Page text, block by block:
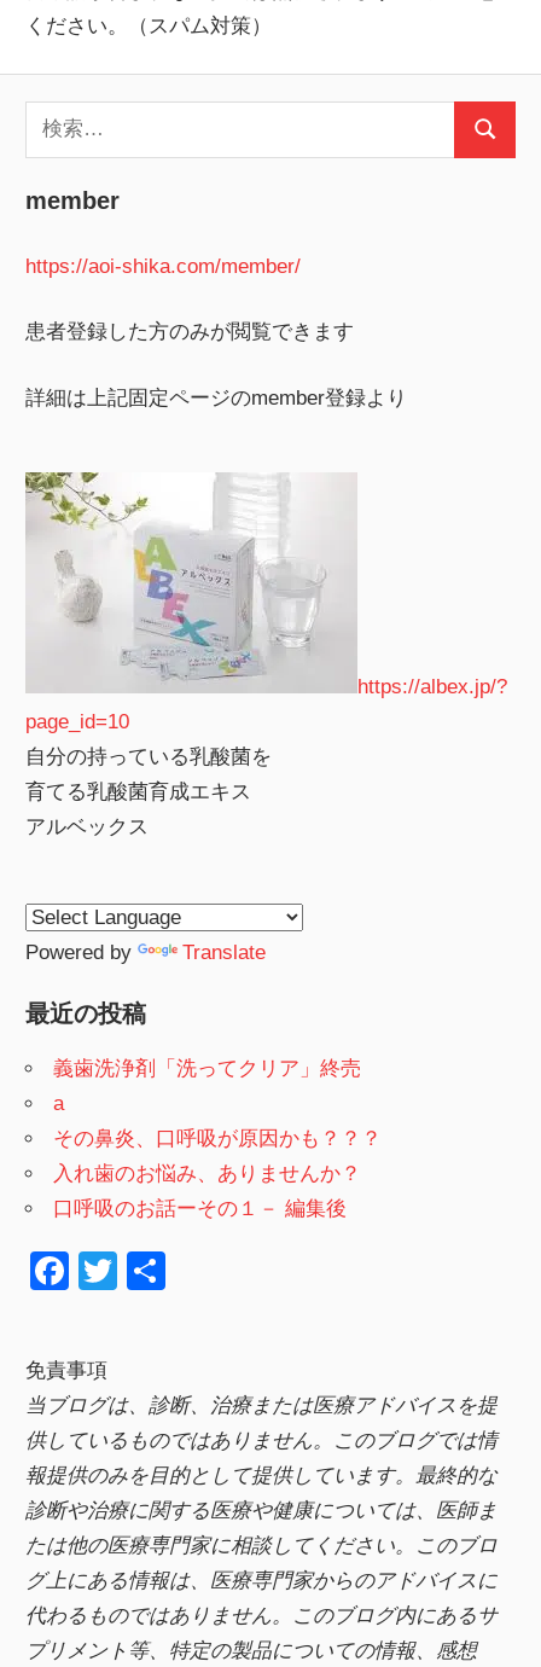
ください。（スパム対策）
索:
検
member
https://aoi-shika.com/member/
患者登録した方のみが閲覧できます
詳細は上記固定ページのmember登録より
https://albex.jp/?
page_id=10
自分の持っている乳酸菌を
育てる乳酸菌育成エキス
アルベックス
Powered by Translate
最近の投稿
義歯洗浄剤「洗ってクリア」終売
a
その鼻炎、口呼吸が原因かも？？？
入れ歯のお悩み、ありませんか？
口呼吸のお話ーその１－ 編集後
F
e
b
o
o
k
T
er
免責事項
当ブログは、診断、治療または医療アドバイスを提
供しているものではありません。このブログでは情
報提供のみを目的として提供しています。最終的な
診断や治療に関する医療や健康については、医師ま
たは他の医療専門家に相談してください。このブロ
グ上にある情報は、医療専門家からのアドバイスに
代わるものではありません。このブログ内にあるサ
プリメント等、特定の製品についての情報、感想